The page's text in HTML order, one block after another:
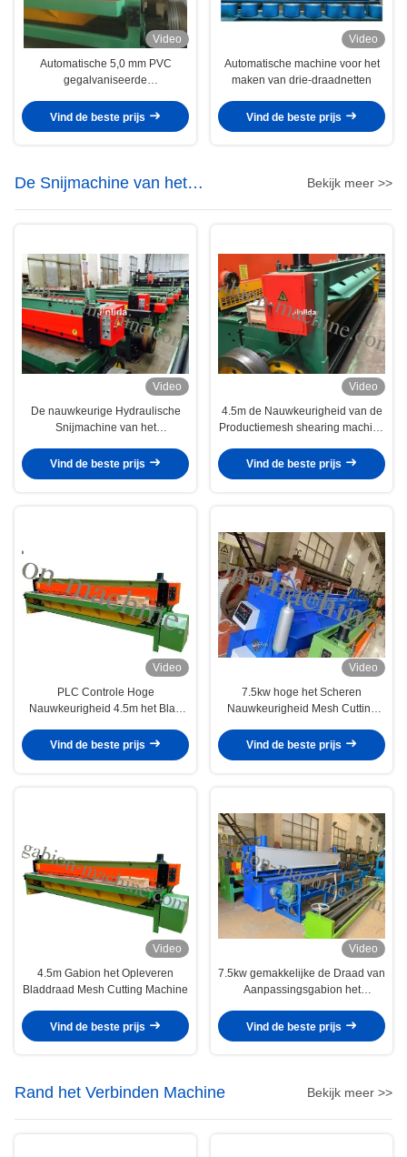
Video
Automatische 5,0 mm PVC
gegalvaniseerde
Vind de beste prijs
Video
Automatische machine voor het
maken van drie-draadnetten
Vind de beste prijs
De Snijmachine van het
draadnetwerk
Bekijk meer >>
Video
De nauwkeurige Hydraulische
Snijmachine van het
5.0mm Maximum Diameter
Vind de beste prijs
Video
4.5m de Nauwkeurigheid van de
Productiemesh shearing machine
Vind de beste prijs
Video
PLC Controle Hoge
Nauwkeurigheid 4.5m het Blad
shearing gabion
Vind de beste prijs
Video
7.5kw hoge het Scheren
Nauwkeurigheid Mesh Cutting
Mesh Sheet
Vind de beste prijs
Video
4.5m Gabion het Opleveren
Bladdraad Mesh Cutting Machine
Vind de beste prijs
Video
7.5kw gemakkelijke de Draad van
Aanpassingsgabion het
geringe geluidssterkte
Vind de beste prijs
Rand het Verbinden Machine Bekijk meer >>